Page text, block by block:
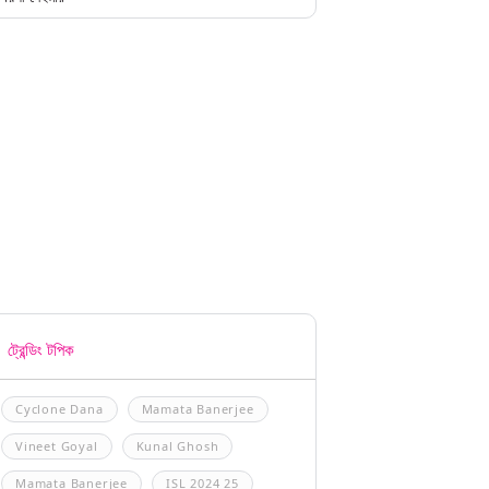
ট্রেন্ডিং টপিক
Cyclone Dana Mamata Banerjee
Vineet Goyal Kunal Ghosh
Mamata Banerjee ISL 2024 25